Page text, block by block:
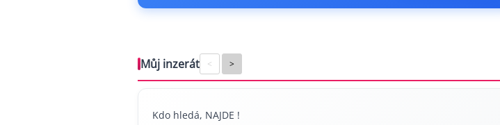
Můj inzerát < >
Kdo hledá, NAJDE !